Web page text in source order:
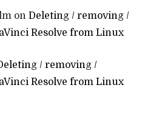
on Deleting / removing /
Resolve from Linux
/ removing /
Resolve from Linux